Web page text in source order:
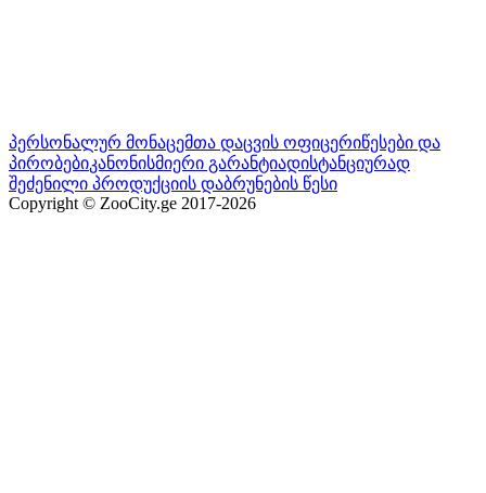
პერსონალურ მონაცემთა დაცვის ოფიცერიწესები და
პირობებიკანონისმიერი გარანტიადისტანციურად
შეძენილი პროდუქციის დაბრუნების წესი
Copyright © ZooCity.ge 2017-2026